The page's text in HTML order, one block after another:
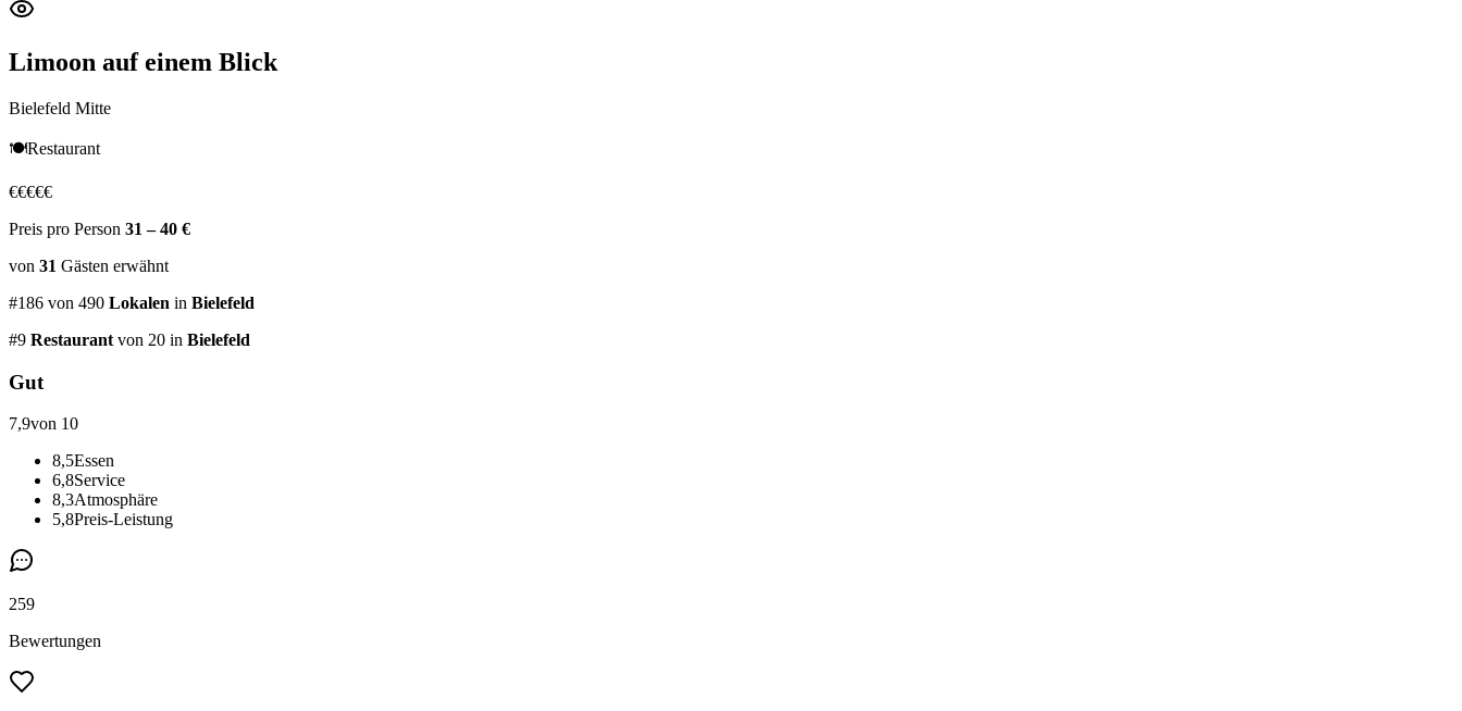
Limoon auf einem Blick
Bielefeld Mitte
🍽️Restaurant
€€€€€
Preis pro Person 31 – 40 €
von 31 Gästen erwähnt
#186 von 490 Lokalen in Bielefeld
#9 Restaurant von 20 in Bielefeld
Gut
7,9von 10
8,5Essen
6,8Service
8,3Atmosphäre
5,8Preis-Leistung
259
Bewertungen